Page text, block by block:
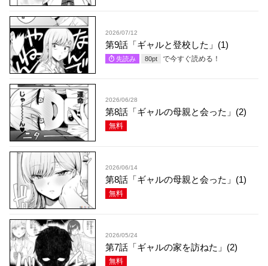
2026/07/12
第9話「ギャルと登校した」(1)
先読み 80pt で今すぐ読める！
2026/06/28
第8話「ギャルの母親と会った」(2)
無料
2026/06/14
第8話「ギャルの母親と会った」(1)
無料
2026/05/24
第7話「ギャルの家を訪ねた」(2)
無料